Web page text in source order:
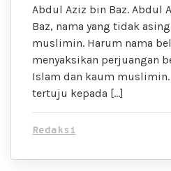
Abdul Aziz bin Baz. Abdul
Baz, nama yang tidak
muslimin. Harum nama
menyaksikan perjuangan
Islam dan kaum muslimin.
tertuju kepada […]
Redaksi